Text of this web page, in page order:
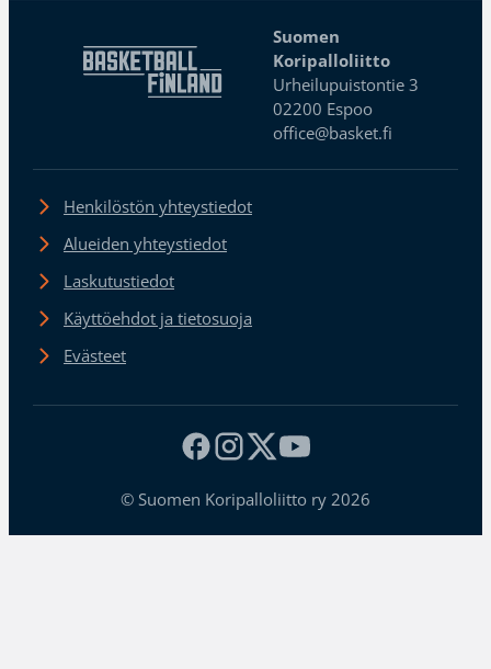
Suomen
Koripalloliitto
Urheilupuistontie 3
02200 Espoo
office@basket.fi
Henkilöstön yhteystiedot
Alueiden yhteystiedot
Laskutustiedot
Käyttöehdot ja tietosuoja
Evästeet
© Suomen Koripalloliitto ry 2026